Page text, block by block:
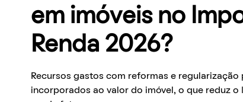
em imóveis no
Renda 2026?
Recursos gastos com reformas e regularização
incorporados ao valor do imóvel, o que reduz o